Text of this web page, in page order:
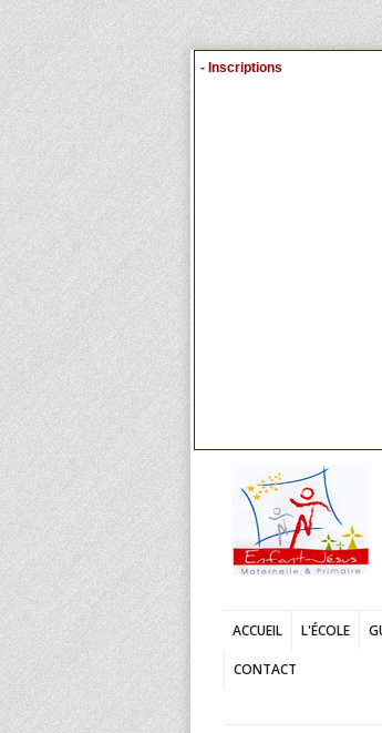
- Inscriptions
ACCUEIL L'ÉCOLE
CONTACT